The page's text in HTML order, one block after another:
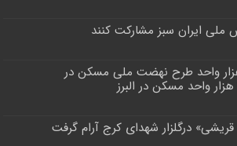
ملی ایران سبز مشارکت کنند
عملیات اجرایی ۵ هزار واحد طرح نهضت ملی مسکن در
درگلزار شهدای کرج آرام گرفت